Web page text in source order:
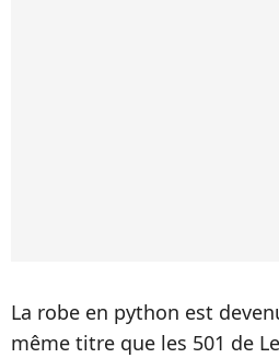
La robe en python est
même titre que les 501 de